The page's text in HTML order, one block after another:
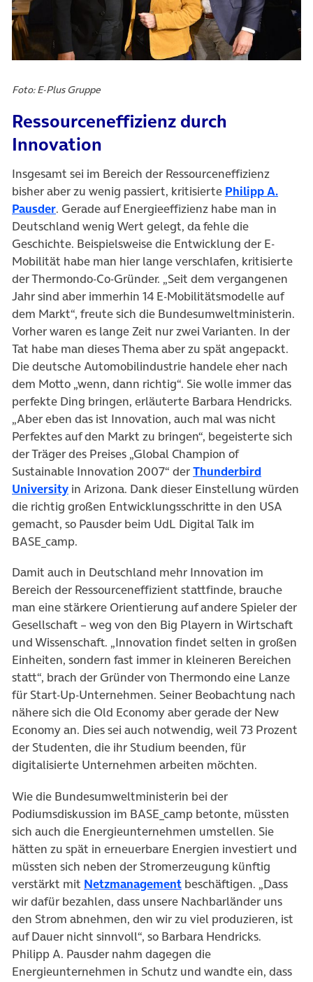
Foto: E-Plus Gruppe
Ressourceneffizienz durch
Innovation
Insgesamt sei im Bereich der Ressourceneffizienz
bisher aber zu wenig passiert, kritisierte Philipp A.
Pausder(öffnet in neuem Tab)
. Gerade auf Energieeffizienz habe man in
Deutschland wenig Wert gelegt, da fehle die
Geschichte. Beispielsweise die Entwicklung der E-
Mobilität habe man hier lange verschlafen, kritisierte
der Thermondo-Co-Gründer. „Seit dem vergangenen
Jahr sind aber immerhin 14 E-Mobilitätsmodelle auf
dem Markt“, freute sich die Bundesumweltministerin.
Vorher waren es lange Zeit nur zwei Varianten. In der
Tat habe man dieses Thema aber zu spät angepackt.
Die deutsche Automobilindustrie handele eher nach
dem Motto „wenn, dann richtig“. Sie wolle immer das
perfekte Ding bringen, erläuterte Barbara Hendricks.
„Aber eben das ist Innovation, auch mal was nicht
Perfektes auf den Markt zu bringen“, begeisterte sich
der Träger des Preises „Global Champion of
Sustainable Innovation 2007“ derThunderbird
University(öffnet in neuem Tab)
in Arizona. Dank dieser Einstellung würden
die richtig großen Entwicklungsschritte in den USA
gemacht, so Pausder beim UdL Digital Talk im
BASE_camp.
Damit auch in Deutschland mehr Innovation im
Bereich der Ressourceneffizient stattfinde, brauche
man eine stärkere Orientierung auf andere Spieler der
Gesellschaft – weg von den Big Playern in Wirtschaft
und Wissenschaft. „Innovation findet selten in großen
Einheiten, sondern fast immer in kleineren Bereichen
statt“, brach der Gründer von Thermondo eine Lanze
für Start-Up-Unternehmen. Seiner Beobachtung nach
nähere sich die Old Economy aber gerade der New
Economy an. Dies sei auch notwendig, weil 73 Prozent
der Studenten, die ihr Studium beenden, für
digitalisierte Unternehmen arbeiten möchten.
Wie die Bundesumweltministerin bei der
Podiumsdiskussion im BASE_camp betonte, müssten
sich auch die Energieunternehmen umstellen. Sie
hätten zu spät in erneuerbare Energien investiert und
müssten sich neben der Stromerzeugung künftig
verstärkt mit Netzmanagement(öffnet in neuem Tab)
beschäftigen. „Dass
wir dafür bezahlen, dass unsere Nachbarländer uns
den Strom abnehmen, den wir zu viel produzieren, ist
auf Dauer nicht sinnvoll“, so Barbara Hendricks.
Philipp A. Pausder nahm dagegen die
Energieunternehmen in Schutz und wandte ein, dass